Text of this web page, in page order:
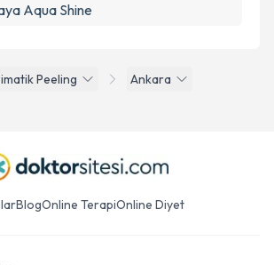
Peeling
Ankara
Aqua Shine
BlogOnline TerapiOnline Diyet